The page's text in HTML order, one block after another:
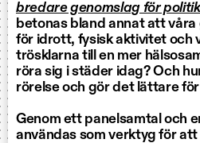
bredare genomslag för
betonas bland annat att
för idrott, fysisk aktivitet och
trösklarna till en mer
röra sig i städer idag? Och
rörelse och gör det lättare
Genom ett panelsamtal och
användas som verktyg för